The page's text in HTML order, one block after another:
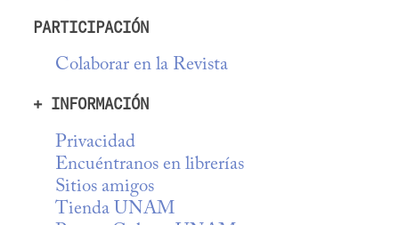
PARTICIPACIÓN
Colaborar en la Revista
+ INFORMACIÓN
Privacidad
Encuéntranos en librerías
Sitios amigos
Tienda UNAM